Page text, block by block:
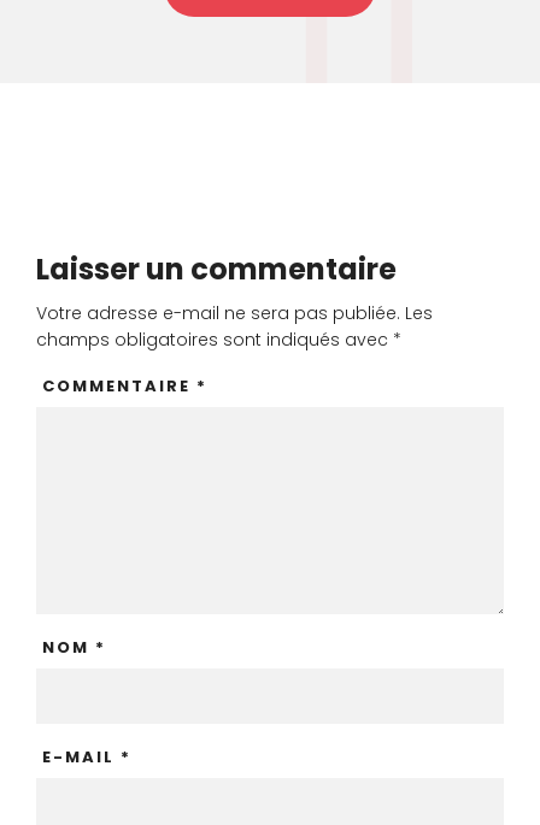
Laisser un commentaire
Votre adresse e-mail ne sera pas publiée. Les
champs obligatoires sont indiqués avec *
COMMENTAIRE *
NOM *
E-MAIL *